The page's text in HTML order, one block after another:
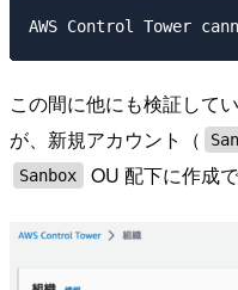
この間に他にも検証して
が、新規アカウント（
Sanbox OU 配下に作成で